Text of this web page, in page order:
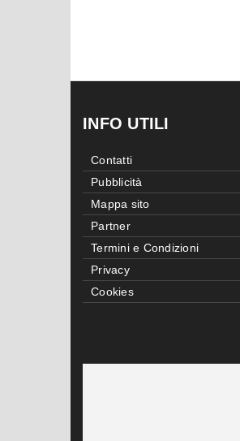
INFO UTILI
Contatti
Pubblicità
Mappa sito
Partner
Termini e Condizioni
Privacy
Cookies